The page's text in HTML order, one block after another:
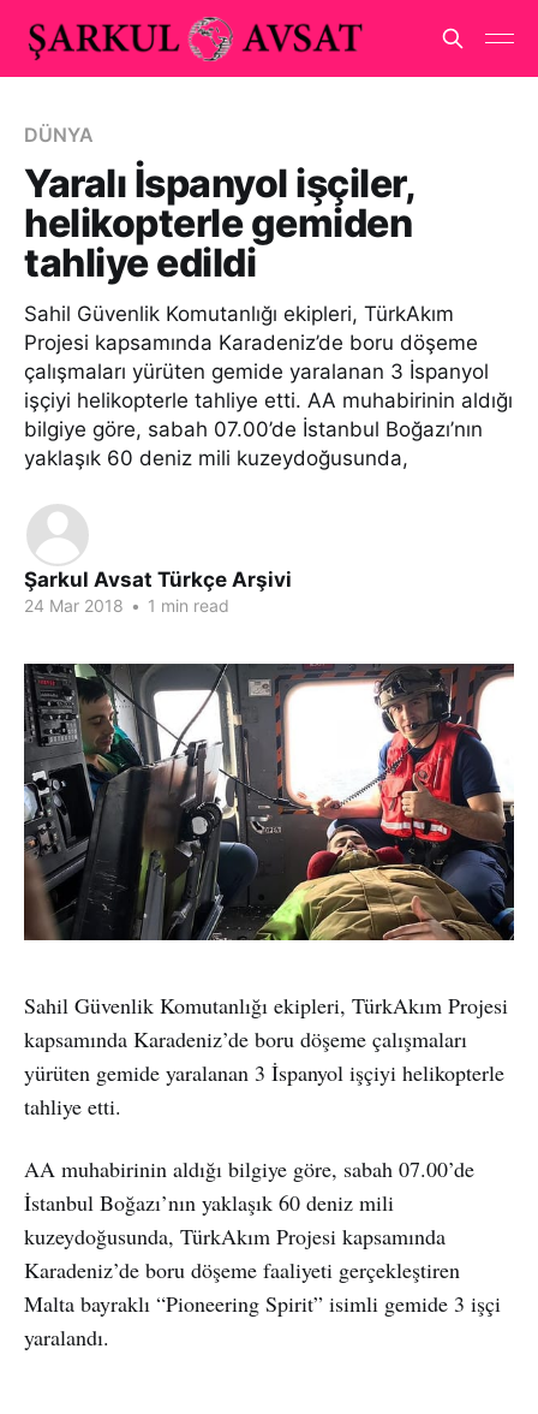
DÜNYA
Yaralı İspanyol işçiler,
helikopterle gemiden
tahliye edildi
Sahil Güvenlik Komutanlığı ekipleri, TürkAkım
Projesi kapsamında Karadeniz’de boru döşeme
çalışmaları yürüten gemide yaralanan 3 İspanyol
işçiyi helikopterle tahliye etti. AA muhabirinin aldığı
bilgiye göre, sabah 07.00’de İstanbul Boğazı’nın
yaklaşık 60 deniz mili kuzeydoğusunda,
Şarkul Avsat Türkçe Arşivi
24 Mar 2018 • 1 min read
Sahil Güvenlik Komutanlığı ekipleri, TürkAkım Projesi
kapsamında Karadeniz’de boru döşeme çalışmaları
yürüten gemide yaralanan 3 İspanyol işçiyi helikopterle
tahliye etti.
AA muhabirinin aldığı bilgiye göre, sabah 07.00’de
İstanbul Boğazı’nın yaklaşık 60 deniz mili
kuzeydoğusunda, TürkAkım Projesi kapsamında
Karadeniz’de boru döşeme faaliyeti gerçekleştiren
Malta bayraklı “Pioneering Spirit” isimli gemide 3 işçi
yaralandı.